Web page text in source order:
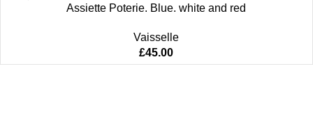
Assiette Poterie. Blue. white and red
Vaisselle
£45.00